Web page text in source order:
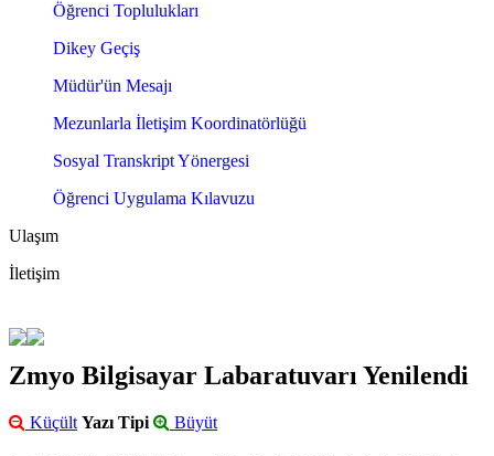
Öğrenci Toplulukları
Dikey Geçiş
Müdür'ün Mesajı
Mezunlarla İletişim Koordinatörlüğü
Sosyal Transkript Yönergesi
Öğrenci Uygulama Kılavuzu
Ulaşım
İletişim
Zmyo Bilgisayar Labaratuvarı Yenilendi
Küçült Yazı Tipi Büyüt